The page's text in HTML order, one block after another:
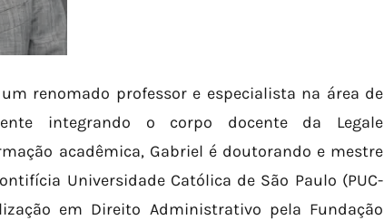
renomado professor e especialista na área de
integrando o corpo docente da Legale
acadêmica, Gabriel é doutorando e mestre
Universidade Católica de São Paulo (PUC-
em Direito Administrativo pela Fundação